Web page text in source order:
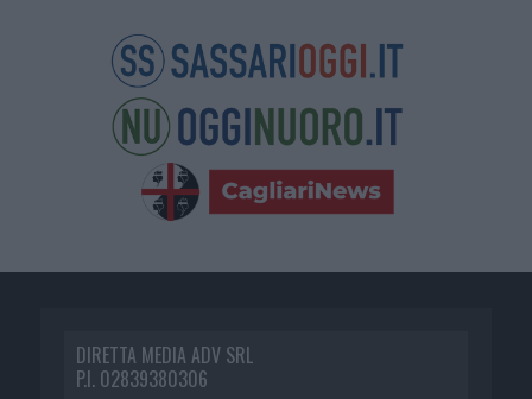
DIRETTA MEDIA ADV SRL
P.I. 02839380306